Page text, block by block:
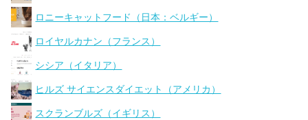
ロニーキャットフード（日本：ベルギー）
ロイヤルカナン（フランス）
シシア（イタリア）
ヒルズ サイエンスダイエット（アメリカ）
スクランブルズ（イギリス）